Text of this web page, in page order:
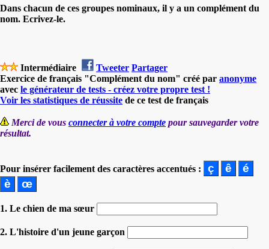
Dans chacun de ces groupes nominaux, il y a un complément du
nom. Ecrivez-le.
Intermédiaire Tweeter Partager
Exercice de français "Complément du nom" créé par anonyme
avec le générateur de tests - créez votre propre test !
Voir les statistiques de réussite de ce test de français
Merci de vous connecter à votre compte pour sauvegarder votre
résultat.
Pour insérer facilement des caractères accentués :
1. Le chien de ma sœur
2. L'histoire d'un jeune garçon